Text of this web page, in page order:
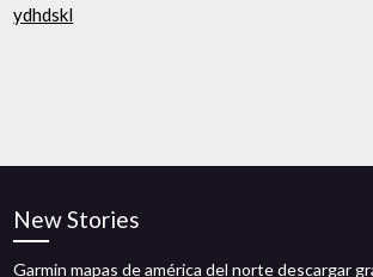
ydhdskl
New Stories
Garmin mapas de américa del norte descargar